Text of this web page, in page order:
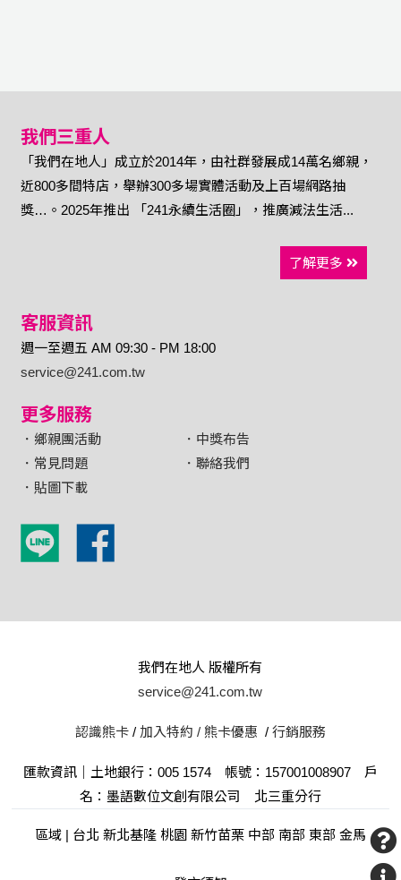
我們三重人
「我們在地人」成立於2014年，由社群發展成14萬名鄉親，
近800多間特店，舉辦300多場實體活動及上百場網路抽
獎…。2025年推出 「241永續生活圈」，推廣減法生活...
了解更多
客服資訊
週一至週五 AM 09:30 - PM 18:00
service@241.com.tw
更多服務
．鄉親團活動
．中獎布告
．常見問題
．聯絡我們
．貼圖下載
我們在地人 版權所有
service@241.com.tw
認識熊卡/ 加入特約 /熊卡優惠 / 行銷服務
匯款資訊｜土地銀行：005 1574 帳號：157001008907 戶
名：墨語數位文創有限公司 北三重分行
區域 | 台北 新北基隆 桃園 新竹苗栗 中部 南部 東部 金馬